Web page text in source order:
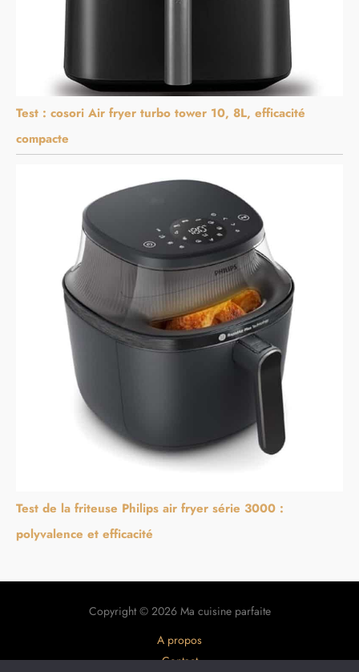
Test : cosori Air fryer turbo tower 10, 8L, efficacité
compacte
Test de la friteuse Philips air fryer série 3000 :
polyvalence et efficacité
Copyright © 2026 Ma cuisine parfaite
A propos
Contact